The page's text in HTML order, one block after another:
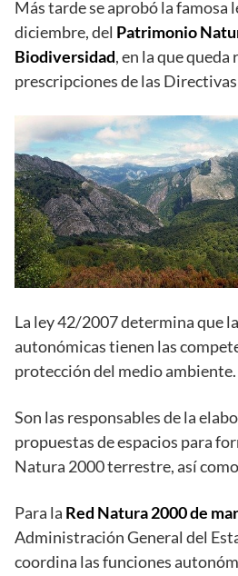
Más tarde se aprobó la famosa
diciembre, del Patrimonio
Biodiversidad, en la que queda
prescripciones de las
La ley 42/2007 determina que
autonómicas tienen las
protección del medio ambiente.
Son las responsables de la
propuestas de espacios para
Natura 2000 terrestre, así
Para la Red Natura 2000 de mar
Administración General del
coordina las funciones